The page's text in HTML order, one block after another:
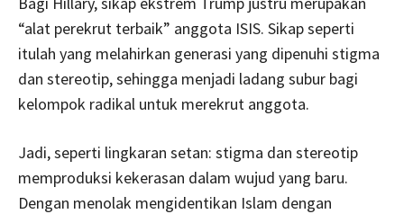
“alat perekrut terbaik” anggota ISIS. Sikap seperti
itulah yang melahirkan generasi yang dipenuhi stigma
dan stereotip, sehingga menjadi ladang subur bagi
kelompok radikal untuk merekrut anggota.
Jadi, seperti lingkaran setan: stigma dan stereotip
memproduksi kekerasan dalam wujud yang baru.
Dengan menolak mengidentikan Islam dengan